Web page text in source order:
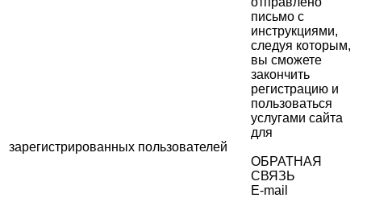
письмо с
инструкциями,
следуя которым,
вы сможете
закончить
регистрацию и
пользоваться
услугами сайта
для
зарегистрированных пользователей
ОБРАТНАЯ
СВЯЗЬ
E-mail